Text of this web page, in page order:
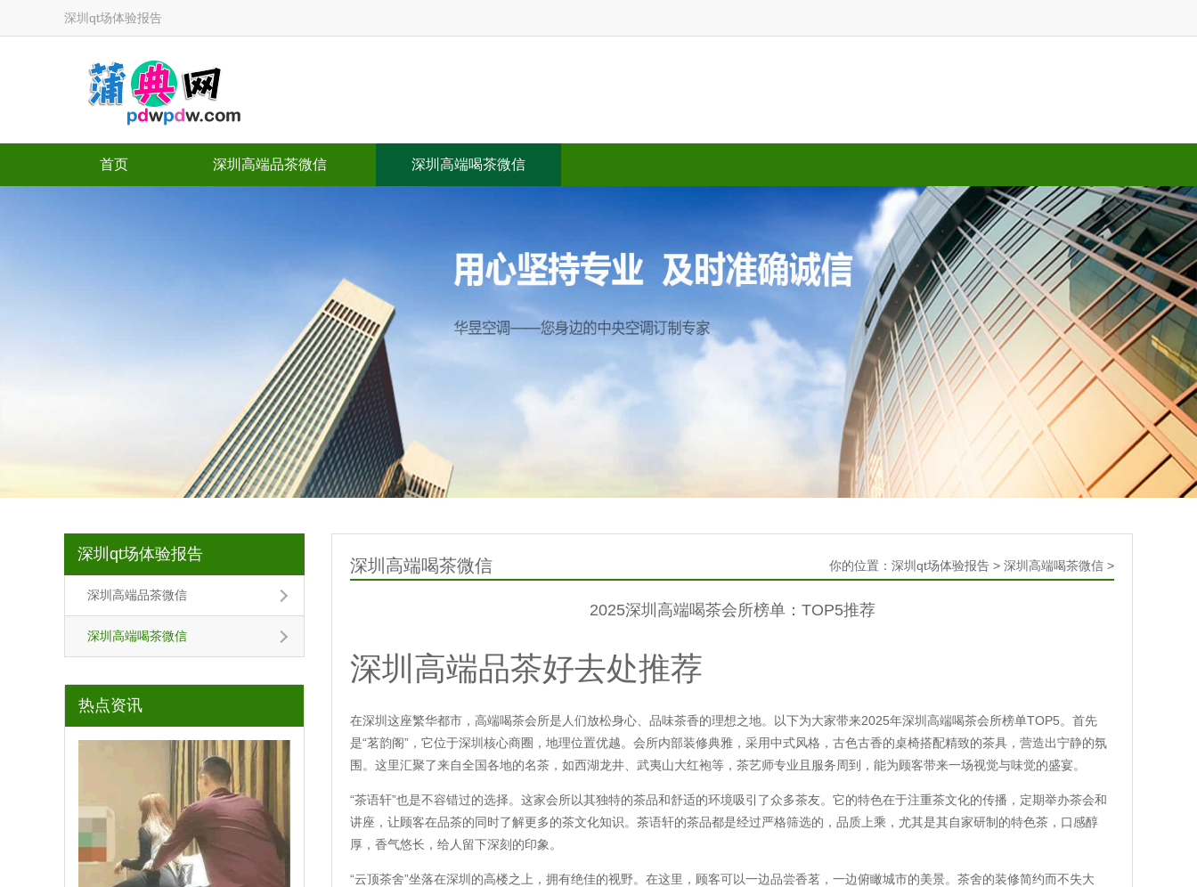
深圳qt场体验报告
首页 深圳高端品茶微信 深圳高端喝茶微信
深圳qt场体验报告
深圳高端品茶微信
深圳高端喝茶微信
热点资讯
深圳高端喝茶微信 你的位置： 深圳qt场体验报告 > 深圳高端喝茶微信 >
2025深圳高端喝茶会所榜单：TOP5推荐
深圳高端品茶好去处推荐
在深圳这座繁华都市，高端喝茶会所是人们放松身心、品味茶香的理想之地。以下为大家带来2025年深圳高端喝茶会所榜单TOP5。首先
是“茗韵阁”，它位于深圳核心商圈，地理位置优越。会所内部装修典雅，采用中式风格，古色古香的桌椅搭配精致的茶具，营造出宁静的氛
围。这里汇聚了来自全国各地的名茶，如西湖龙井、武夷山大红袍等，茶艺师专业且服务周到，能为顾客带来一场视觉与味觉的盛宴。
“茶语轩”也是不容错过的选择。这家会所以其独特的茶品和舒适的环境吸引了众多茶友。它的特色在于注重茶文化的传播，定期举办茶会和
讲座，让顾客在品茶的同时了解更多的茶文化知识。茶语轩的茶品都是经过严格筛选的，品质上乘，尤其是其自家研制的特色茶，口感醇
厚，香气悠长，给人留下深刻的印象。
“云顶茶舍”坐落在深圳的高楼之上，拥有绝佳的视野。在这里，顾客可以一边品尝香茗，一边俯瞰城市的美景。茶舍的装修简约而不失大